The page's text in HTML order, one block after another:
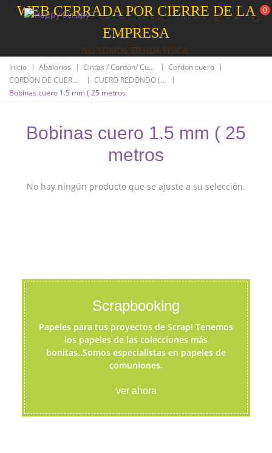
WEB CERRADA POR CIERRE DE LA
EMPRESA
NO SOMOS TIENDA FISICA
0
Inicio | Abalorios | Cintas / Cordón/ Cuero | Cordon cuero |
CORDON DE CUERO REDONDO
| CUERO REDONDO ( IMPORTACION)
|
Bobinas cuero 1.5 mm ( 25 metros
Bobinas cuero 1.5 mm ( 25
metros
No hay ningún producto que se ajuste a su selección.
Scrapbooking
Papeles para tus proyectos de Scrap! Tenemos
los papeles de las colecciones más
bonitas..Somos especialistas en papeles de
comuniones.
ver ahora